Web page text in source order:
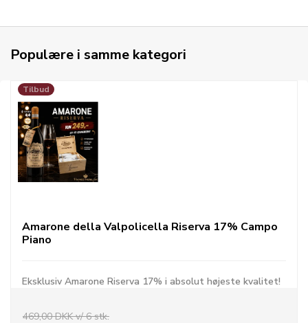
Populære i samme kategori
Tilbud
Amarone della Valpolicella Riserva 17% Campo
Piano
Eksklusiv Amarone Riserva 17% i absolut højeste kvalitet!
469,00 DKK v/ 6 stk.